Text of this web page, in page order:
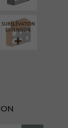
SURÉLÉVATION
EXTENSION